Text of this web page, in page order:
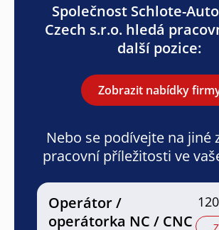
Společnost Schlote-
Czech s.r.o. hledá
další pozice:
Zobrazit nabídky
Nebo se podívejte na jiné
pracovní příležitosti ve
Operátor /
operátorka NC / CNC